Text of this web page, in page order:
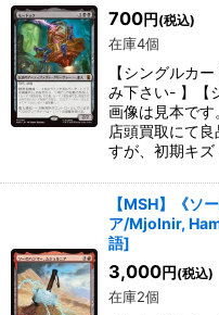
700円 (税込)
在庫4個
【シングルカ
み下さい- 】【
画像は見本で
店頭買取にて
すが、初期キ
【MSH】《ソ
ア/Mjolnir,
語]
3,000円 (税込)
在庫2個